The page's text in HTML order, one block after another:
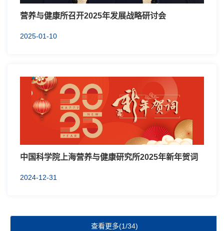
营养与健康所召开2025年发展战略研讨会
2025-01-10
中国科学院上海营养与健康研究所2025年新年贺词
2024-12-31
查看更多(1/34)